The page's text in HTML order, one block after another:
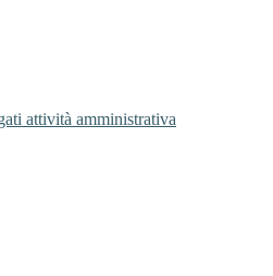
attività amministrativa